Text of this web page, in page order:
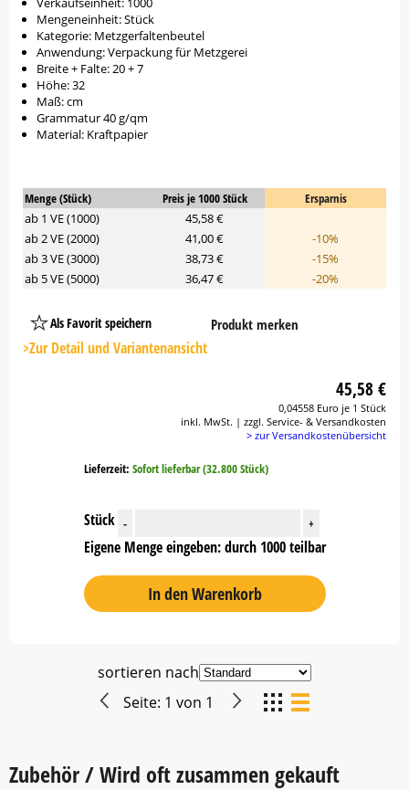
Mengeneinheit: Stück
Kategorie: Metzgerfaltenbeutel
Anwendung: Verpackung für Metzgerei
Breite + Falte: 20 + 7
Höhe: 32
Maß: cm
Grammatur 40 g/qm
Material: Kraftpapier
Menge (Stück) Preis je 1000 Stück
Ersparnis
ab 1 VE (1000)
45,58 €
ab 2 VE (2000)
41,00 €
-10%
ab 3 VE (3000)
38,73 €
-15%
ab 5 VE (5000)
36,47 € -20%
Als Favorit speichern
Platzhalter
Button
Produkt merken
>Zur Detail und Variantenansicht
45,58 €
0,04558 Euro je 1 Stück
inkl. MwSt. | zzgl. Service- & Versandkosten
> zur Versandkostenübersicht
Lieferzeit: Sofort lieferbar (32.800 Stück)
Stück - +
Eigene Menge eingeben: durch 1000 teilbar
In den Warenkorb
sortieren nach
Seite: 1 von 1
Zubehör / Wird oft zusammen gekauft